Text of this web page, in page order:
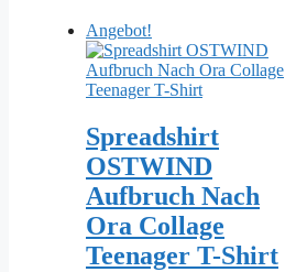
Angebot!
Spreadshirt
OSTWIND
Aufbruch Nach
Ora Collage
Teenager T-Shirt